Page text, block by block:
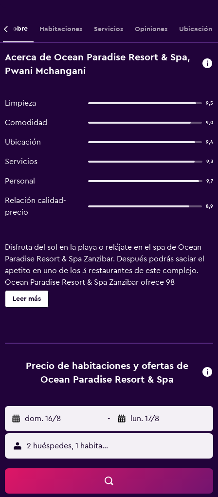
Sobre Habitaciones Servicios Opiniones Ubicación
Acerca de Ocean Paradise Resort & Spa,
Pwani Mchangani
Limpieza 9,5
Comodidad 9,0
Ubicación 9,4
Servicios 9,3
Personal 9,7
Relación calidad-
precio
8,9
Disfruta del sol en la playa o relájate en el spa de Ocean
Paradise Resort & Spa Zanzibar. Después podrás saciar el
apetito en uno de los 3 restaurantes de este complejo.
Ocean Paradise Resort & Spa Zanzibar ofrece 98
alojamientos con aire acondicionado, con acceso por
pasillos exteriores y minibar y caja fuerte (cabe un
gratuitos y secador de pelo. Los huéspedes pueden
navegar por la web gracias a nuestro acceso a Internet
tetera. Se ofrece servicio de descubierta nocturno y
servicio de limpieza todos los días. Es posible solicitar
tabla de planchar con plancha. En el alojamiento hay
piscina al aire libre y piscina infantil. Otros servicios de
ocio y esparcimiento incluyen baño turco y gimnasio. No
se permite la entrada a la piscina, al centro de bienestar y
al gimnasio de niños menores de 12 años sin la supervisión
de un adulto. No se permite la entrada al centro de
Leer más
Precio de habitaciones y ofertas de
Ocean Paradise Resort & Spa
dom. 16/8 - lun. 17/8
2 huéspedes, 1 habitación